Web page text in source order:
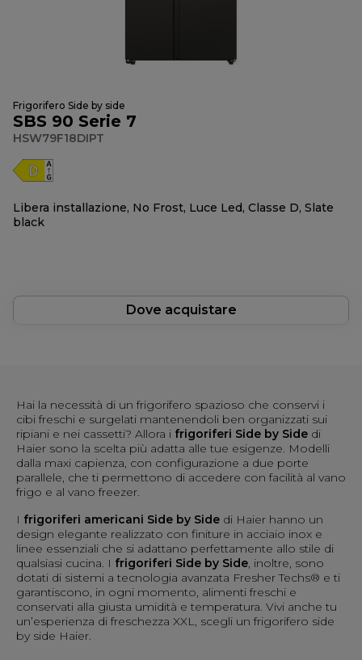
Frigorifero Side by side
SBS 90 Serie 7
HSW79F18DIPT
Libera installazione, No Frost, Luce Led, Classe D, Slate
black
Dove acquistare
Hai la necessità di un frigorifero spazioso che conservi i
cibi freschi e surgelati mantenendoli ben organizzati sui
ripiani e nei cassetti? Allora i frigoriferi Side by Side di
Haier sono la scelta più adatta alle tue esigenze. Modelli
dalla maxi capienza, con configurazione a due porte
parallele, che ti permettono di accedere con facilità al vano
frigo e al vano freezer.
I frigoriferi americani Side by Side di Haier hanno un
design elegante realizzato con finiture in acciaio inox e
linee essenziali che si adattano perfettamente allo stile di
qualsiasi cucina. I frigoriferi Side by Side, inoltre, sono
dotati di sistemi a tecnologia avanzata Fresher Techs® e ti
garantiscono, in ogni momento, alimenti freschi e
conservati alla giusta umidità e temperatura. Vivi anche tu
un’esperienza di freschezza XXL, scegli un frigorifero side
by side Haier.